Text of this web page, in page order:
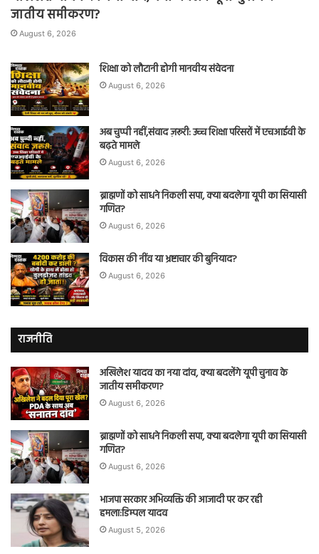
जातीय समीकरण?
August 6, 2026
शिक्षा को लौटानी होगी मानवीय संवेदना
August 6, 2026
अब चुप्पी नहीं,संवाद ज़रूरी: उच्च शिक्षा परिसरों में एचआईवी के
बढ़ते मामले
August 6, 2026
ब्राह्मणों को साधने निकली सपा, क्या बदलेगा यूपी का सियासी
गणित?
August 6, 2026
विकास की नींव या भ्रष्टाचार की बुनियाद?
August 6, 2026
राजनीति
अखिलेश यादव का नया दांव, क्या बदलेंगे यूपी चुनाव के
जातीय समीकरण?
August 6, 2026
ब्राह्मणों को साधने निकली सपा, क्या बदलेगा यूपी का सियासी
गणित?
August 6, 2026
भाजपा सरकार अभिव्यक्ति की आजादी पर कर रही
हमला:डिम्पल यादव
August 5, 2026